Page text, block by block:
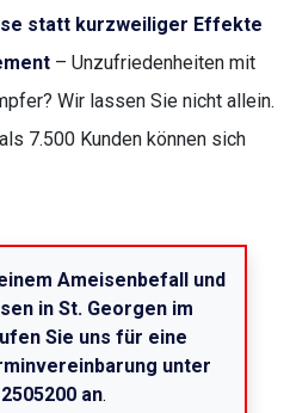
statt kurzweiliger Effekte
– Unzufriedenheiten mit
Wir lassen Sie nicht allein.
7.500 Kunden können sich
Ameisenbefall und
in St. Georgen im
Sie uns für eine
unter
an.